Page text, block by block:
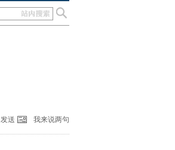
发送 我来说两句